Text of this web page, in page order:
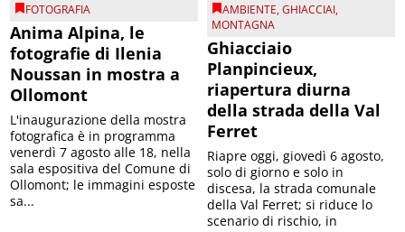
FOTOGRAFIA
Anima Alpina, le
fotografie di Ilenia
Noussan in mostra a
Ollomont
L'inaugurazione della mostra
fotografica è in programma
venerdì 7 agosto alle 18, nella
sala espositiva del Comune di
Ollomont; le immagini esposte
sa...
AMBIENTE,GHIACCIAI,
MONTAGNA
Ghiacciaio
Planpincieux,
riapertura diurna
della strada della Val
Ferret
Riapre oggi, giovedì 6 agosto,
solo di giorno e solo in
discesa, la strada comunale
della Val Ferret; si riduce lo
scenario di rischio, in